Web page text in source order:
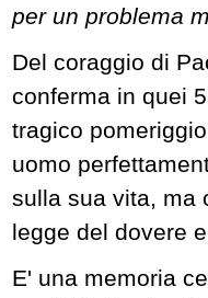
per un problema
Del coraggio di
conferma in quei
tragico
uomo
sulla sua vita, ma
legge del dovere
E' una memoria